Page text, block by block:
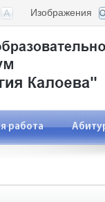
Изображения
работа